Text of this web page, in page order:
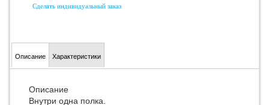
Сделать индивидуальный заказ
Описание Характеристики
Описание
Внутри одна полка.